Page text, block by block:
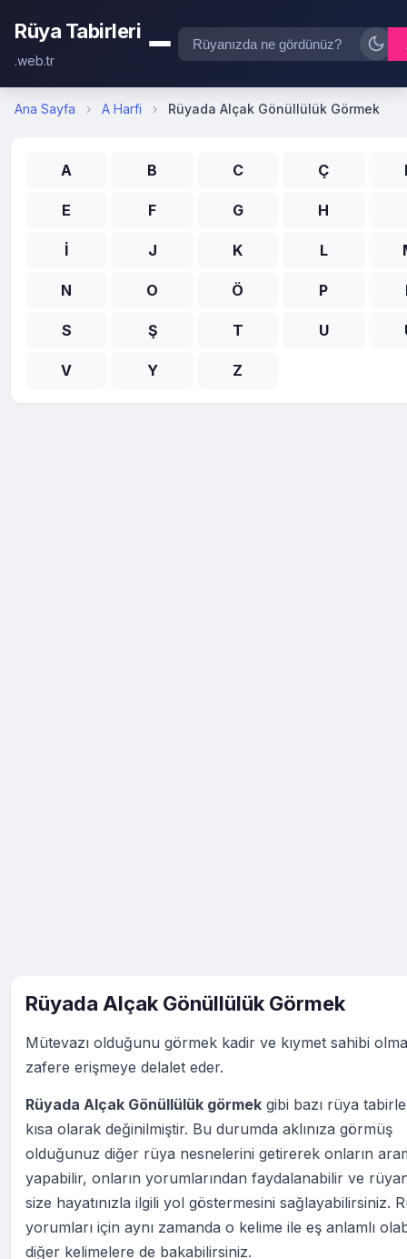
Rüya Tabirleri
.web.tr
Ana Sayfa › A Harfi › Rüyada Alçak Gönüllülük Görmek
A B C Ç
E F G H
İ J K L
N O Ö P
S Ş T U
V Y Z
Rüyada Alçak Gönüllülük Görmek
Mütevazı olduğunu görmek kadir ve kıymet sahibi
zafere erişmeye delalet eder.
Rüyada Alçak Gönüllülük görmek gibi bazı rüya
kısa olarak değinilmiştir. Bu durumda aklınıza görmüş
olduğunuz diğer rüya nesnelerini getirerek onların
yapabilir, onların yorumlarından faydalanabilir ve
size hayatınızla ilgili yol göstermesini sağlayabilirsiniz.
yorumları için aynı zamanda o kelime ile eş anlamlı
diğer kelimelere de bakabilirsiniz.